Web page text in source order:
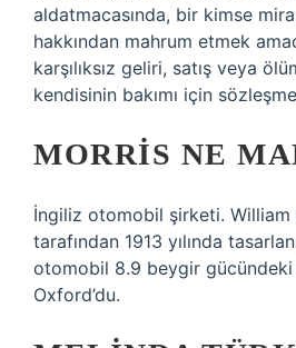
aldatmacasında, bir kimse
hakkından mahrum etmek
karşılıksız geliri, satış veya
kendisinin bakımı için
MORRIS NE
İngiliz otomobil şirketi. William
tarafından 1913 yılında
otomobil 8.9 beygir
Oxford’du.